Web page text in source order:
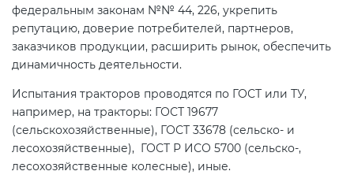
федеральным законам №№ 44, 226, укрепить
репутацию, доверие потребителей, партнеров,
заказчиков продукции, расширить рынок, обеспечить
динамичность деятельности.
Испытания тракторов проводятся по ГОСТ или ТУ,
например, на тракторы: ГОСТ 19677
(сельскохозяйственные), ГОСТ 33678 (сельско- и
лесохозяйственные), ГОСТ Р ИСО 5700 (сельско-,
лесохозяйственные колесные), иные.